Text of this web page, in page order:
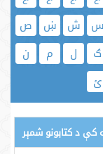
س ش ښ
ص
ګ ل م
ن
ئ
کې د کتابونو شمېر